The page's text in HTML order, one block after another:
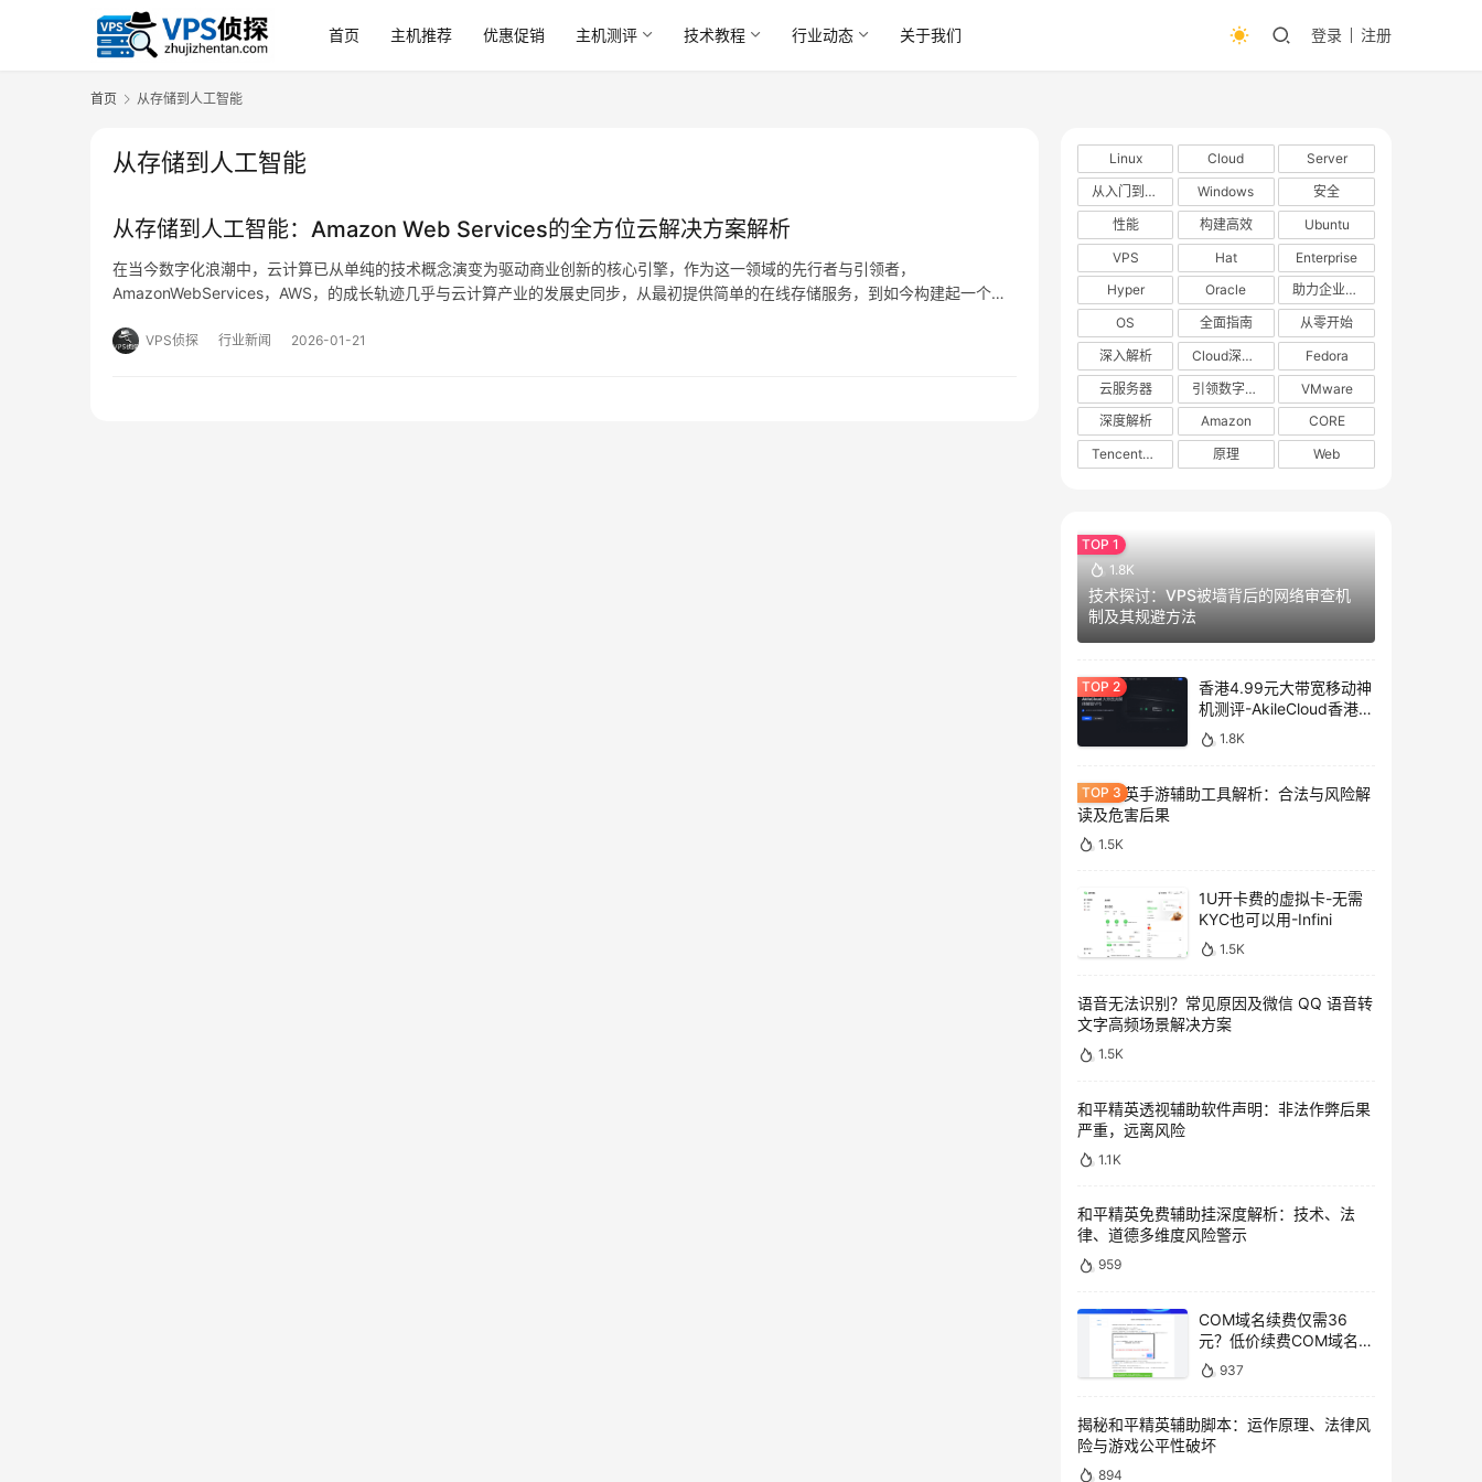
首页 主机推荐 优惠促销 主机测评 技术教程 行业动态 关于我们 登录 注册
首页 从存储到人工智能
从存储到人工智能
从存储到人工智能：Amazon Web Services的全方位云解决方案解析
在当今数字化浪潮中，云计算已从单纯的技术概念演变为驱动商业创新的核心引擎，作为这一领域的先行者与引领者，
AmazonWebServices，AWS，的成长轨迹几乎与云计算产业的发展史同步，从最初提供简单的在线存储服务，到如今构建起一个庞
VPS侦探 行业新闻 2026-01-21
Linux Cloud
Server
从入门到精通
Windows
安全
性能
构建高效
Ubuntu
VPS
Hat
Enterprise
Hyper
Oracle
助力企业数字化转型
OS
全面指南
从零开始
深入解析
Cloud深度解析
Fedora
云服务器
引领数字化转型
VMware
深度解析
Amazon
CORE
TencentOS
原理 Web
1.8K
技术探讨：VPS被墙背后的网络审查机
制及其规避方法
香港4.99元大带宽移动神
机测评-AkileCloud香港大
带宽服务器测评
1.8K
和平精英手游辅助工具解析：合法与风险解
读及危害后果
1.5K
1U开卡费的虚拟卡-无需
KYC也可以用-Infini
1.5K
语音无法识别？常见原因及微信 QQ 语音转
文字高频场景解决方案
1.5K
和平精英透视辅助软件声明：非法作弊后果
严重，远离风险
1.1K
和平精英免费辅助挂深度解析：技术、法
律、道德多维度风险警示
959
COM域名续费仅需36
元？低价续费COM域名教
程 937
揭秘和平精英辅助脚本：运作原理、法律风
险与游戏公平性破坏
894